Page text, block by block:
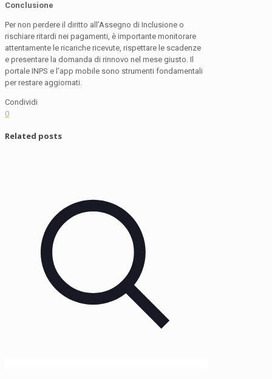
Conclusione
Per non perdere il diritto all’Assegno di Inclusione o
rischiare ritardi nei pagamenti, è importante monitorare
attentamente le ricariche ricevute, rispettare le scadenze
e presentare la domanda di rinnovo nel mese giusto. Il
portale INPS e l’app mobile sono strumenti fondamentali
per restare aggiornati.
Condividi
0
Related posts